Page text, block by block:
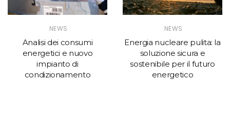
NEWS
Analisi dei consumi
energetici e nuovo
impianto di
condizionamento
NEWS
Energia nucleare pulita: la
soluzione sicura e
sostenibile per il futuro
energetico